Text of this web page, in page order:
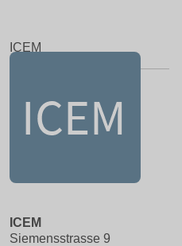
ICEM
ICEM
Siemensstrasse 9